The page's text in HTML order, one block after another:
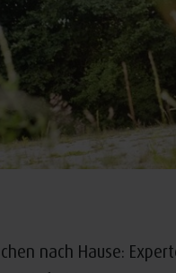
nach Hause: